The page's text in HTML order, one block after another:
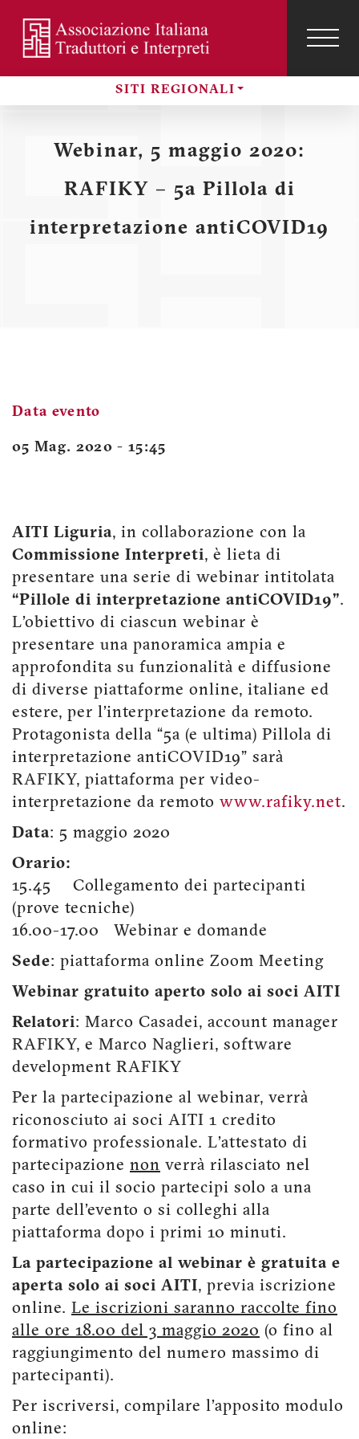
contenuto
principale
SITI REGIONALI
Menu
profilo
Webinar, 5 maggio 2020:
RAFIKY – 5a Pillola di
interpretazione antiCOVID19
Data evento
05 Mag. 2020 - 15:45
AITI Liguria, in collaborazione con la
Commissione Interpreti, è lieta di
presentare una serie di webinar intitolata
“Pillole di interpretazione antiCOVID19”.
L’obiettivo di ciascun webinar è
presentare una panoramica ampia e
approfondita su funzionalità e diffusione
di diverse piattaforme online, italiane ed
estere, per l’interpretazione da remoto.
Protagonista della “5a (e ultima) Pillola di
interpretazione antiCOVID19” sarà
RAFIKY, piattaforma per video-
interpretazione da remoto www.rafiky.net.
Data: 5 maggio 2020
Orario:
15.45 Collegamento dei partecipanti
(prove tecniche)
16.00-17.00 Webinar e domande
Sede: piattaforma online Zoom Meeting
Webinar gratuito aperto solo ai soci AITI
Relatori: Marco Casadei, account manager
RAFIKY, e Marco Naglieri, software
development RAFIKY
Per la partecipazione al webinar, verrà
riconosciuto ai soci AITI 1 credito
formativo professionale. L’attestato di
partecipazione non verrà rilasciato nel
caso in cui il socio partecipi solo a una
parte dell’evento o si colleghi alla
piattaforma dopo i primi 10 minuti.
La partecipazione al webinar è gratuita e
aperta solo ai soci AITI, previa iscrizione
online. Le iscrizioni saranno raccolte fino
alle ore 18.00 del 3 maggio 2020 (o fino al
raggiungimento del numero massimo di
partecipanti).
Per iscriversi, compilare l’apposito modulo
online: